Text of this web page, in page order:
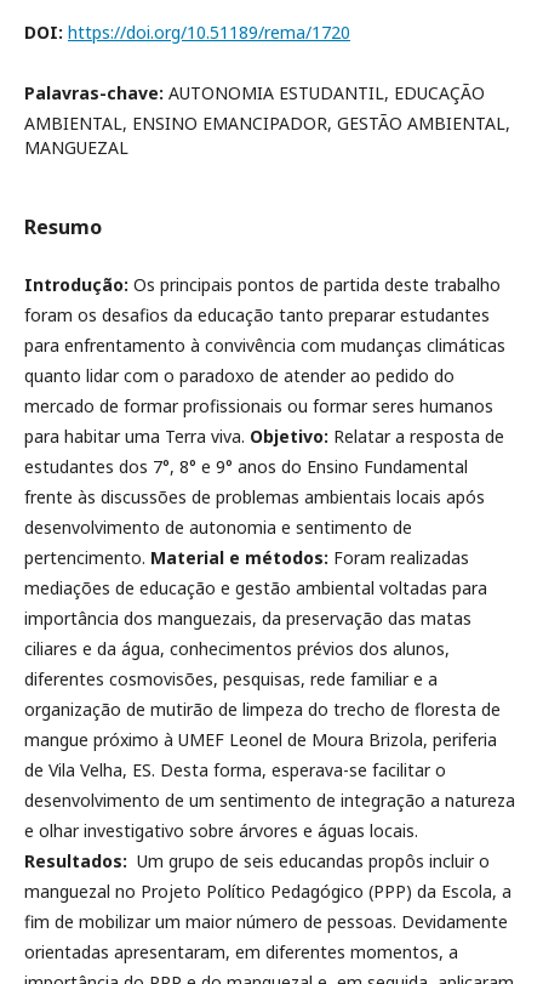
DOI: https://doi.org/10.51189/rema/1720
Palavras-chave: AUTONOMIA ESTUDANTIL, EDUCAÇÃO
AMBIENTAL, ENSINO EMANCIPADOR, GESTÃO AMBIENTAL,
MANGUEZAL
Resumo
Introdução: Os principais pontos de partida deste trabalho
foram os desafios da educação tanto preparar estudantes
para enfrentamento à convivência com mudanças climáticas
quanto lidar com o paradoxo de atender ao pedido do
mercado de formar profissionais ou formar seres humanos
para habitar uma Terra viva. Objetivo: Relatar a resposta de
estudantes dos 7°, 8° e 9° anos do Ensino Fundamental
frente às discussões de problemas ambientais locais após
desenvolvimento de autonomia e sentimento de
pertencimento. Material e métodos: Foram realizadas
mediações de educação e gestão ambiental voltadas para
importância dos manguezais, da preservação das matas
ciliares e da água, conhecimentos prévios dos alunos,
diferentes cosmovisões, pesquisas, rede familiar e a
organização de mutirão de limpeza do trecho de floresta de
mangue próximo à UMEF Leonel de Moura Brizola, periferia
de Vila Velha, ES. Desta forma, esperava-se facilitar o
desenvolvimento de um sentimento de integração a natureza
e olhar investigativo sobre árvores e águas locais.
Resultados: Um grupo de seis educandas propôs incluir o
manguezal no Projeto Político Pedagógico (PPP) da Escola, a
fim de mobilizar um maior número de pessoas. Devidamente
orientadas apresentaram, em diferentes momentos, a